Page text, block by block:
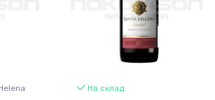
На склад